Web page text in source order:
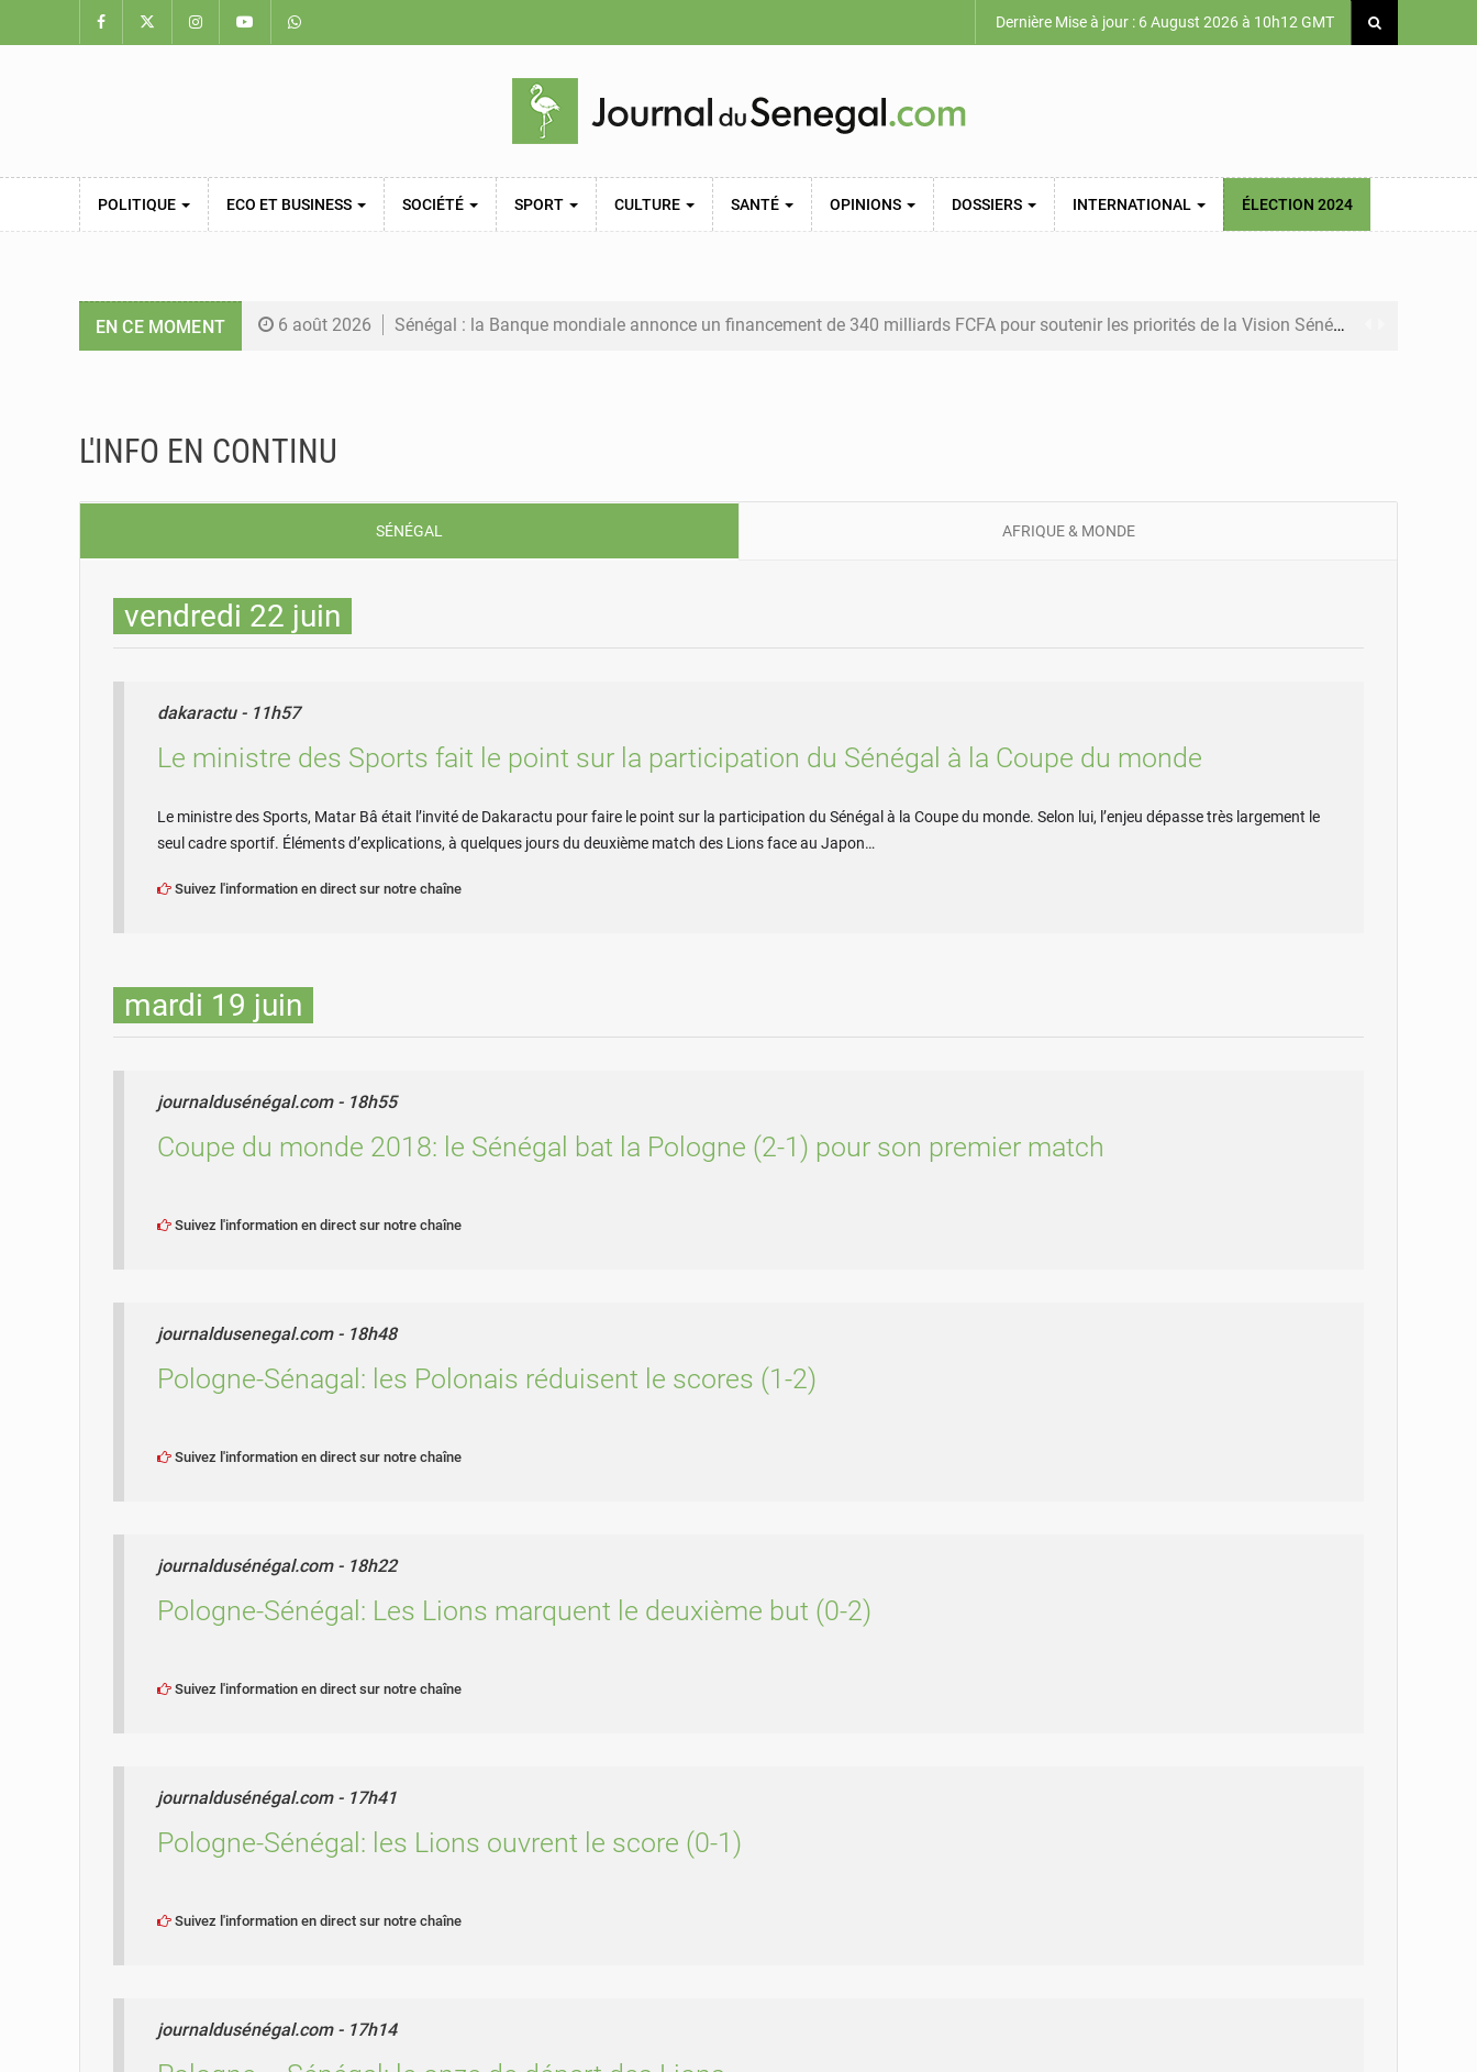
Dernière Mise à jour : 6 August 2026 à 10h12 GMT
POLITIQUE ECO ET BUSINESS SOCIÉTÉ SPORT CULTURE SANTÉ OPINIONS DOSSIERS INTERNATIONAL ÉLECTION 2024
EN CE MOMENT 6 août 2026 Sénégal : la Banque mondiale annonce un financement de 340 milliards FCFA pour soutenir les priorités de la Vision Sénégal 2050
5 août 2026
Sénégal : Ousmane Diagne prêtera serment le 11 août comme président du Conseil constitutionnel
L'INFO EN CONTINU
SÉNÉGAL AFRIQUE & MONDE
vendredi 22 juin
dakaractu - 11h57
Le ministre des Sports fait le point sur la participation du Sénégal à la Coupe du monde
Le ministre des Sports, Matar Bâ était l’invité de Dakaractu pour faire le point sur la participation du Sénégal à la Coupe du monde. Selon lui, l’enjeu dépasse très largement le
seul cadre sportif. Éléments d’explications, à quelques jours du deuxième match des Lions face au Japon…
Suivez l'information en direct sur notre chaîne
mardi 19 juin
journaldusénégal.com - 18h55
Coupe du monde 2018: le Sénégal bat la Pologne (2-1) pour son premier match
Suivez l'information en direct sur notre chaîne
journaldusenegal.com - 18h48
Pologne-Sénagal: les Polonais réduisent le scores (1-2)
Suivez l'information en direct sur notre chaîne
journaldusénégal.com - 18h22
Pologne-Sénégal: Les Lions marquent le deuxième but (0-2)
Suivez l'information en direct sur notre chaîne
journaldusénégal.com - 17h41
Pologne-Sénégal: les Lions ouvrent le score (0-1)
Suivez l'information en direct sur notre chaîne
journaldusénégal.com - 17h14